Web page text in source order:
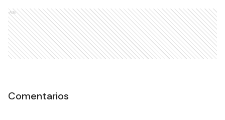
Ads
Comentarios